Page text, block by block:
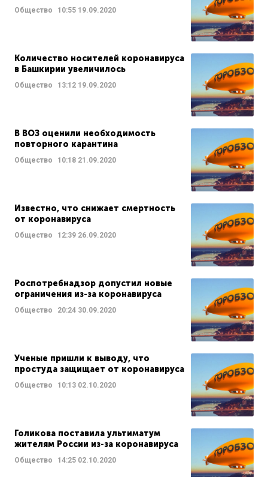
Общество 10:55 19.09.2020
Количество носителей коронавируса
в Башкирии увеличилось
Общество 13:12 19.09.2020
В ВОЗ оценили необходимость
повторного карантина
Общество 10:18 21.09.2020
Известно, что снижает смертность
от коронавируса
Общество 12:39 26.09.2020
Роспотребнадзор допустил новые
ограничения из-за коронавируса
Общество 20:24 30.09.2020
Ученые пришли к выводу, что
простуда защищает от коронавируса
Общество 10:13 02.10.2020
Голикова поставила ультиматум
жителям России из-за коронавируса
Общество 14:25 02.10.2020